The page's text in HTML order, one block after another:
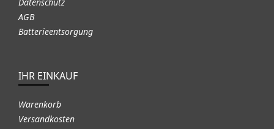
AGB
Batterieentsorgung
IHR EINKAUF
Warenkorb
Versandkosten